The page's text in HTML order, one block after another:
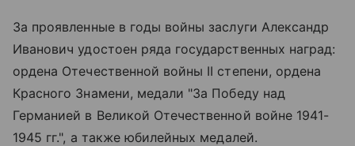
За проявленные в годы войны заслуги Александр
Иванович удостоен ряда государственных наград:
ордена Отечественной войны II степени, ордена
Красного Знамени, медали "За Победу над
Германией в Великой Отечественной войне 1941-
1945 гг.", а также юбилейных медалей.